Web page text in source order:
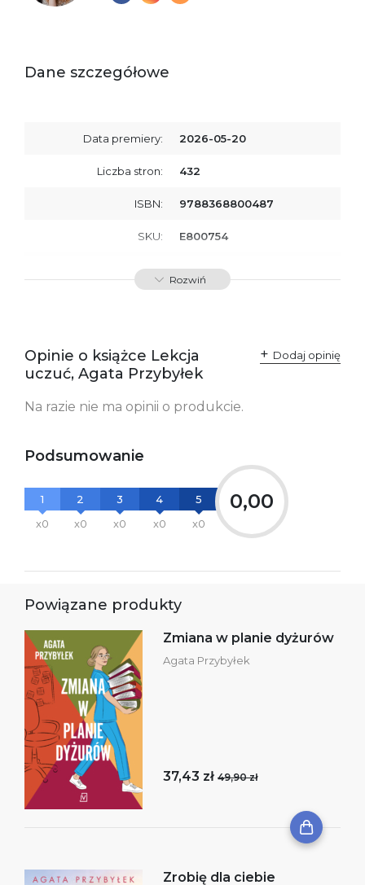
Dane szczegółowe
Data premiery: 2026-05-20
Liczba stron: 432
ISBN: 9788368800487
SKU: E800754
Producent / Osoby
odpowiedzialne za
Wydawnictwo Poznańskie
Sp. z o.o.
+48 61 623 38 38
Ostrzeżenia oraz
bezpieczeństwa:
Załącznik PDF
Rozwiń
Opinie o książce Lekcja
uczuć, Agata Przybyłek
Dodaj opinię
Na razie nie ma opinii o produkcie.
Podsumowanie
1
x0
2
x0
3
x0
4
x0
5
x0
0,00
Powiązane produkty
Zmiana w planie dyżurów
Agata Przybyłek
37,43 zł 49,90 zł
Zrobię dla ciebie